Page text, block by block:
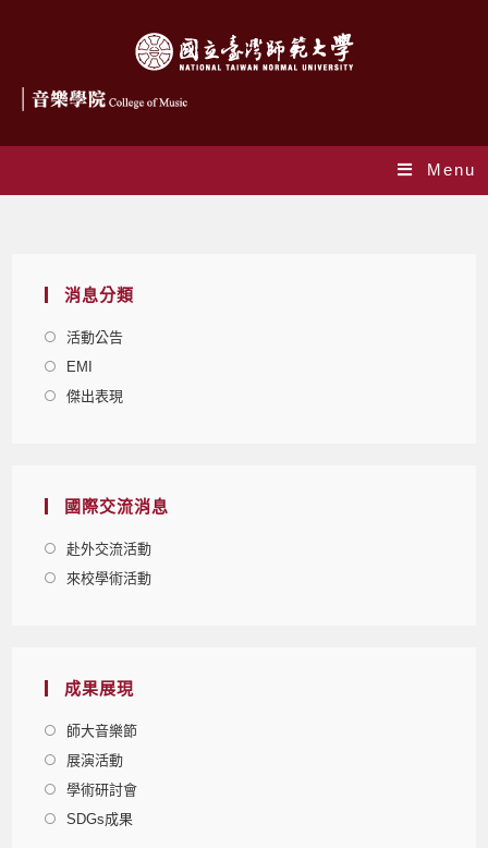
Menu
消息分類
活動公告
EMI
傑出表現
國際交流消息
赴外交流活動
來校學術活動
成果展現
師大音樂節
展演活動
學術研討會
SDGs成果